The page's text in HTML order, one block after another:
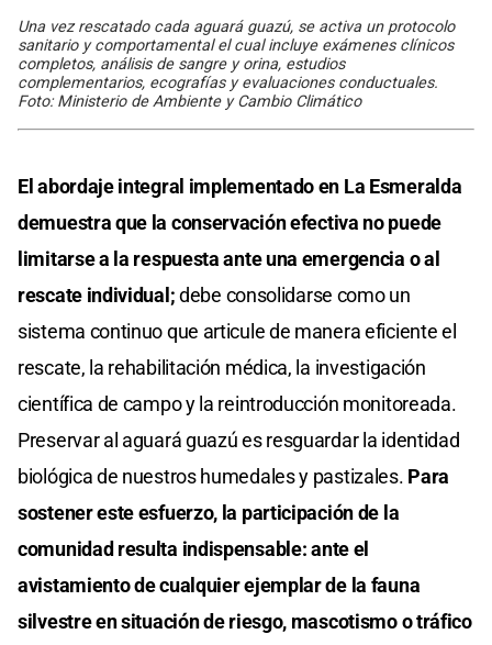
Una vez rescatado cada aguará guazú, se activa un protocolo
sanitario y comportamental el cual incluye exámenes clínicos
completos, análisis de sangre y orina, estudios
complementarios, ecografías y evaluaciones conductuales.
Foto: Ministerio de Ambiente y Cambio Climático
El abordaje integral implementado en La Esmeralda
demuestra que la conservación efectiva no puede
limitarse a la respuesta ante una emergencia o al
rescate individual;debe consolidarse como un
sistema continuo que articule de manera eficiente el
rescate, la rehabilitación médica, la investigación
científica de campo y la reintroducción monitoreada.
Preservar al aguará guazú es resguardar la identidad
biológica de nuestros humedales y pastizales. Para
sostener este esfuerzo, la participación de la
comunidad resulta indispensable: ante el
avistamiento de cualquier ejemplar de la fauna
silvestre en situación de riesgo, mascotismo o tráfico